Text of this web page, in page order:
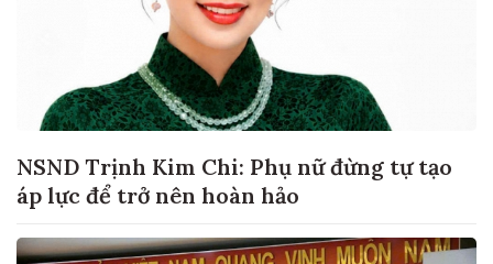
NSND Trịnh Kim Chi: Phụ nữ đừng tự tạo
áp lực để trở nên hoàn hảo